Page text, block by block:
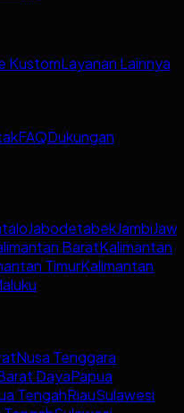
KustomLayanan Lainnya
FAQDukungan
JabodetabekJambi
BaratKalimantan
TimurKalimantan
Nusa Tenggara
DayaPapua
TengahRiauSulawesi